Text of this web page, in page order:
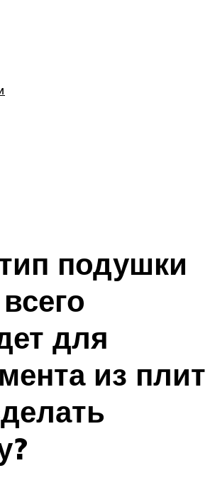
подушки
для
из плит